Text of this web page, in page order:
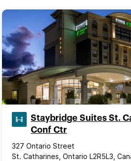
Staybridge Suites St.
Conf Ctr
327 Ontario Street
St. Catharines, Ontario L2R5L3,